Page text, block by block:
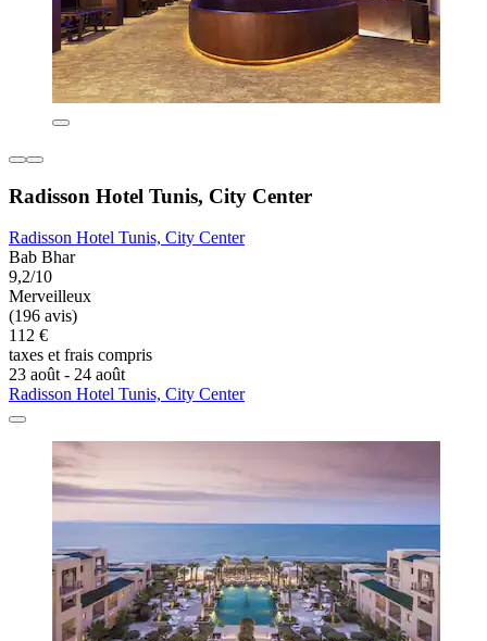
Radisson Hotel Tunis, City Center
Radisson Hotel Tunis, City Center
Bab Bhar
9,2/10
Merveilleux
(196 avis)
112 €
taxes et frais compris
23 août - 24 août
Radisson Hotel Tunis, City Center